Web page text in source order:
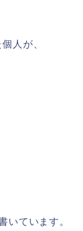
人が、
いています。